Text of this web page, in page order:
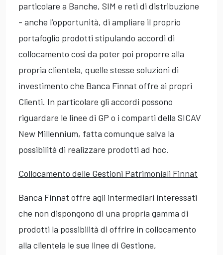
particolare a Banche, SIM e reti di distribuzione
- anche l’opportunità, di ampliare il proprio
portafoglio prodotti stipulando accordi di
collocamento così da poter poi proporre alla
propria clientela, quelle stesse soluzioni di
investimento che Banca Finnat offre ai propri
Clienti. In particolare gli accordi possono
riguardare le linee di GP o i comparti della SICAV
New Millennium, fatta comunque salva la
possibilità di realizzare prodotti ad hoc.
Collocamento delle Gestioni Patrimoniali Finnat
Banca Finnat offre agli intermediari interessati
che non dispongono di una propria gamma di
prodotti la possibilità di offrire in collocamento
alla clientela le sue linee di Gestione,